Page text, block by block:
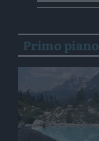
Primo piano